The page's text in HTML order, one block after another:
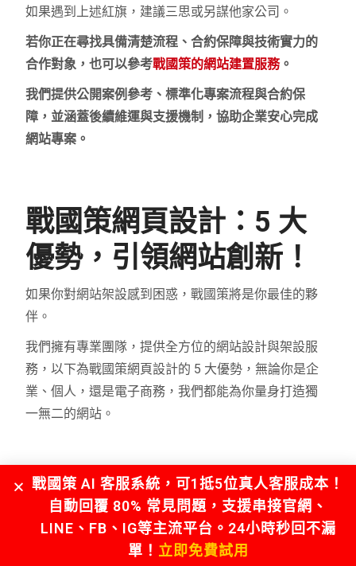
如果遇到上述紅旗，建議三思或另謀他家公司。
若你正在尋找具備清楚流程、合約保障與技術實力的
合作對象，也可以參考戰國策的網站建置服務。
我們提供公開案例參考、標準化專案流程與合約保
障，並涵蓋後續維運與支援機制，協助企業安心完成
網站專案。
戰國策網頁設計：5 大
優勢，引領網站創新！
如果你對網站架設感到困惑，戰國策將是你最佳的夥
伴。
我們擁有專業團隊，提供全方位的網站設計與架設服
務，以下為戰國策網頁設計的 5 大優勢，無論你是企
業、個人，還是電子商務，我們都能為你量身打造獨
一無二的網站。
優勢 1：專業團隊 – 創意與專
業的交融
戰國策 AI 客服系統，可1抵5位真人客服成本！
自動回覆 80% 常見問題，支援串接官網、
LINE、FB、IG等主流平台。24小時秒回不漏
單！ 立即免費試用